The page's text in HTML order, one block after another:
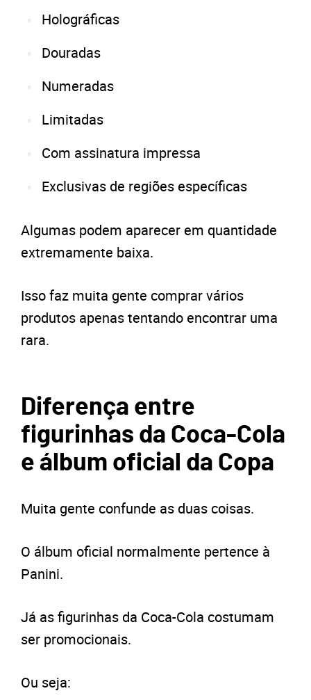
Holográficas
Douradas
Numeradas
Limitadas
Com assinatura impressa
Exclusivas de regiões específicas
Algumas podem aparecer em quantidade
extremamente baixa.
Isso faz muita gente comprar vários
produtos apenas tentando encontrar uma
rara.
Diferença entre
figurinhas da Coca-Cola
e álbum oficial da Copa
Muita gente confunde as duas coisas.
O álbum oficial normalmente pertence à
Panini.
Já as figurinhas da Coca-Cola costumam
ser promocionais.
Ou seja: